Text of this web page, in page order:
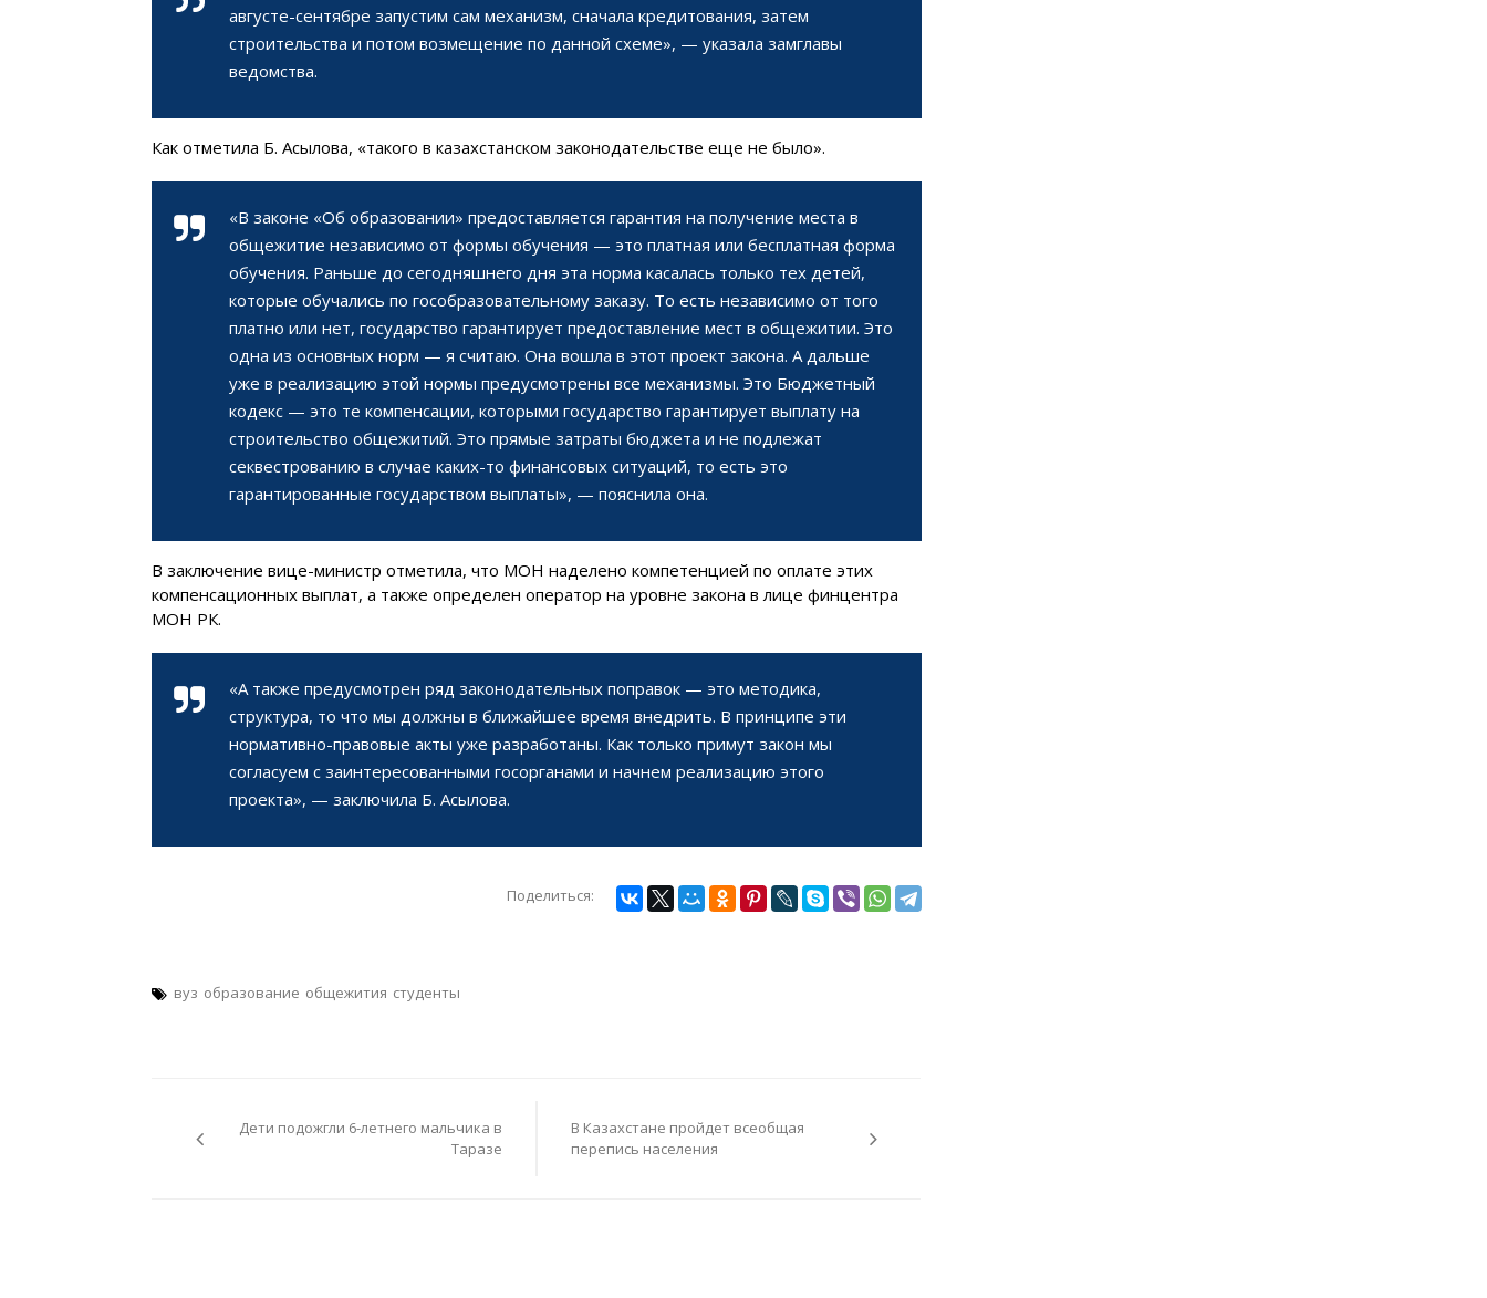
августе-сентябре запустим сам механизм, сначала кредитования, затем
строительства и потом возмещение по данной схеме», — указала замглавы
ведомства.
Как отметила Б. Асылова, «такого в казахстанском законодательстве еще не было».
«В законе «Об образовании» предоставляется гарантия на получение места в
общежитие независимо от формы обучения — это платная или бесплатная форма
обучения. Раньше до сегодняшнего дня эта норма касалась только тех детей,
которые обучались по гособразовательному заказу. То есть независимо от того
платно или нет, государство гарантирует предоставление мест в общежитии. Это
одна из основных норм — я считаю. Она вошла в этот проект закона. А дальше
уже в реализацию этой нормы предусмотрены все механизмы. Это Бюджетный
кодекс — это те компенсации, которыми государство гарантирует выплату на
строительство общежитий. Это прямые затраты бюджета и не подлежат
секвестрованию в случае каких-то финансовых ситуаций, то есть это
гарантированные государством выплаты», — пояснила она.
В заключение вице-министр отметила, что МОН наделено компетенцией по оплате этих
компенсационных выплат, а также определен оператор на уровне закона в лице финцентра
МОН РК.
«А также предусмотрен ряд законодательных поправок — это методика,
структура, то что мы должны в ближайшее время внедрить. В принципе эти
нормативно-правовые акты уже разработаны. Как только примут закон мы
согласуем с заинтересованными госорганами и начнем реализацию этого
проекта», — заключила Б. Асылова.
Поделиться:
вуз образование общежития студенты
записям
Дети подожгли 6-летнего мальчика в
Таразе
В Казахстане пройдет всеобщая
перепись населения